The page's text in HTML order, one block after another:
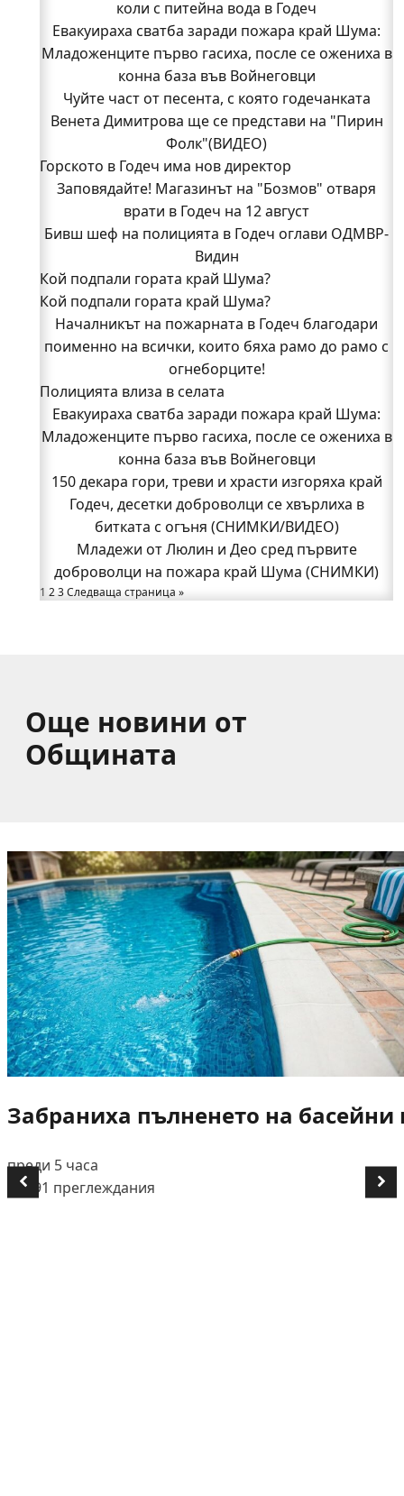
коли с питейна вода в Годеч
Евакуираха сватба заради пожара край Шума:
Младоженците първо гасиха, после се ожениха в
конна база във Войнеговци
Чуйте част от песента, с която годечанката
Венета Димитрова ще се представи на "Пирин
Фолк"(ВИДЕО)
Горското в Годеч има нов директор
Заповядайте! Магазинът на "Бозмов" отваря
врати в Годеч на 12 август
Бивш шеф на полицията в Годеч оглави ОДМВР-
Видин
Кой подпали гората край Шума?
Младежи от Люлин и Део сред първите
доброволци на пожара край Шума (СНИМКИ)
Началникът на пожарната в Годеч благодари
поименно на всички, които бяха рамо до рамо с
огнеборците!
150 декара гори, треви и храсти изгоряха край
Годеч, десетки доброволци се хвърлиха в
битката с огъня (СНИМКИ/ВИДЕО)
Полицията влиза в селата
Възможни са прекъсвания на тока утре в части
от община Годеч
Какво накара Яна и Станимир да изберат Годеч
пред живота в чужбина? (ВИДЕО)
Родов оброк събра поколения под старата круша
Кой подпали гората край Шума?
Началникът на пожарната в Годеч благодари
поименно на всички, които бяха рамо до рамо с
огнеборците!
Полицията влиза в селата
Евакуираха сватба заради пожара край Шума:
Младоженците първо гасиха, после се ожениха в
конна база във Войнеговци
150 декара гори, треви и храсти изгоряха край
Годеч, десетки доброволци се хвърлиха в
битката с огъня (СНИМКИ/ВИДЕО)
Младежи от Люлин и Део сред първите
доброволци на пожара край Шума (СНИМКИ)
1 23Следваща страница »
Още новини от
Общината
Забраниха пълненето на
преди 5 часа
👁️ 491 преглеждания